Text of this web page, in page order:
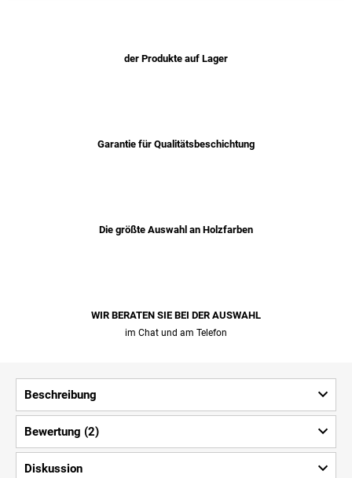
der Produkte auf Lager
Garantie für Qualitätsbeschichtung
Die größte Auswahl an Holzfarben
WIR BERATEN SIE BEI ​​DER AUSWAHL
im Chat und am Telefon
Beschreibung
Bewertung (2)
Diskussion